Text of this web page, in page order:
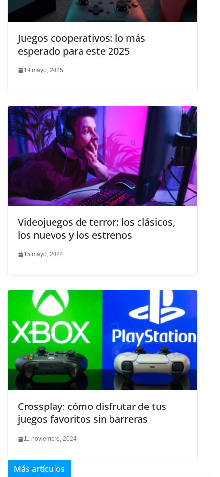
Juegos cooperativos: lo más
esperado para este 2025
19 mayo, 2025
Videojuegos de terror: los clásicos,
los nuevos y los estrenos
15 mayo, 2024
Crossplay: cómo disfrutar de tus
juegos favoritos sin barreras
11 noviembre, 2024
Más artículos